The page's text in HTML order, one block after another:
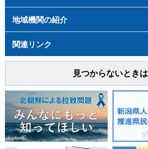
地域機関の紹介
関連リンク
見つからないときは